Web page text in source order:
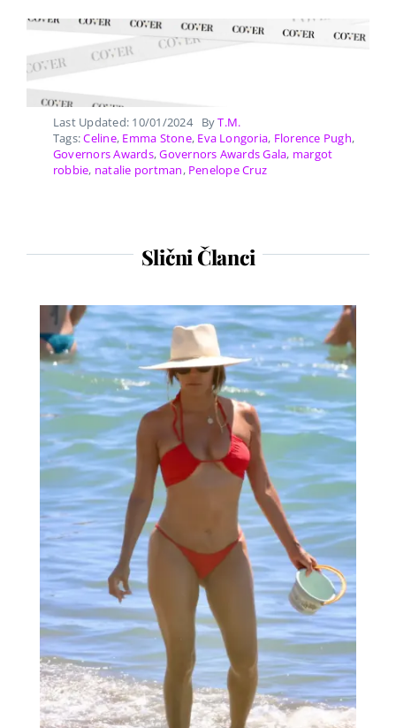
Last Updated: 10/01/2024 ByT.M.
Tags:Celine, Emma Stone, Eva Longoria, Florence Pugh,
Governors Awards,Governors Awards Gala, margot
robbie, natalie portman, Penelope Cruz
Slični Članci